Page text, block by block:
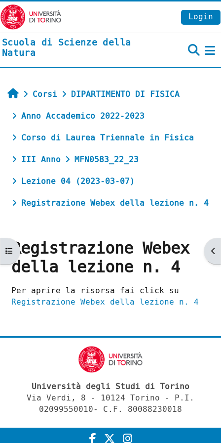
Vai al contenuto principale
Login
Scuola di Scienze della
Natura
Apri indice del corso
Home
Corsi
DIPARTIMENTO DI FISICA
Anno Accademico 2022-2023
Corso di Laurea Triennale in Fisica
III Anno
MFN0583_22_23
Lezione 04 (2023-03-07)
Registrazione Webex della lezione n. 4
Registrazione Webex
della lezione n. 4
Aggregazione dei criteri
Per aprire la risorsa fai click su
Registrazione Webex della lezione n. 4
Università degli Studi di Torino
Via Verdi, 8 - 10124 Torino - P.I.
02099550010- C.F. 80088230018